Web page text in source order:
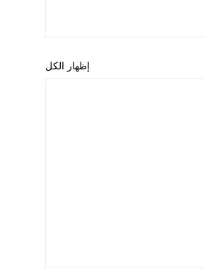
إظهار الكل